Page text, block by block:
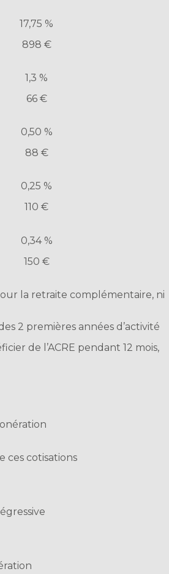
17,75 %
898 €
1,3 %
66 €
0,50 %
88 €
0,25 %
110 €
0,34 %
150 €
la retraite complémentaire, ni
2 premières années d’activité
de l’ACRE pendant 12 mois,
ces cotisations